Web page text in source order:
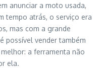
anunciar a moto usada,
tempo atrás, o serviço era
mas com a grande
possível vender também
a ferramenta não
ela.